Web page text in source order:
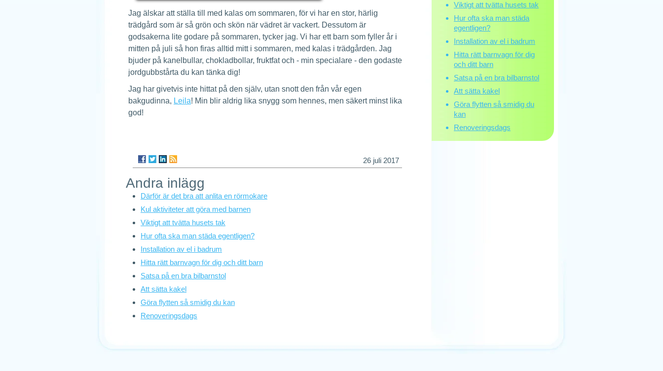
Jag älskar att ställa till med kalas om sommaren, för vi har en stor, härlig
trädgård som är så grön och skön när vädret är vackert. Dessutom är
godsakerna lite godare på sommaren, tycker jag. Vi har ett barn som fyller år i
mitten på juli så hon firas alltid mitt i sommaren, med kalas i trädgården. Jag
bjuder på kanelbullar, chokladbollar, fruktfat och - min specialare - den godaste
jordgubbstårta du kan tänka dig!
Jag har givetvis inte hittat på den själv, utan snott den från vår egen
bakgudinna, Leila! Min blir aldrig lika snygg som hennes, men säkert minst lika
god!
26 juli 2017
Andra inlägg
Därför är det bra att anlita en rörmokare
Kul aktiviteter att göra med barnen
Viktigt att tvätta husets tak
Hur ofta ska man städa egentligen?
Installation av el i badrum
Hitta rätt barnvagn för dig och ditt barn
Satsa på en bra bilbarnstol
Att sätta kakel
Göra flytten så smidig du kan
Renoveringsdags
Viktigt att tvätta husets tak
Hur ofta ska man städa
egentligen?
Installation av el i badrum
Hitta rätt barnvagn för dig
och ditt barn
Satsa på en bra bilbarnstol
Att sätta kakel
Göra flytten så smidig du
kan
Renoveringsdags